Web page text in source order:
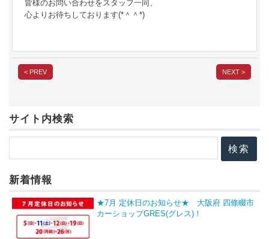
皆様のお問い合わせをスタッフ一同、
心よりお待ちしております(*＾＾*)
< PREV NEXT >
サイト内検索
新着情報
★7月 定休日のお知らせ★ 大阪府 四條畷市
カーショップGRES(グレス)！